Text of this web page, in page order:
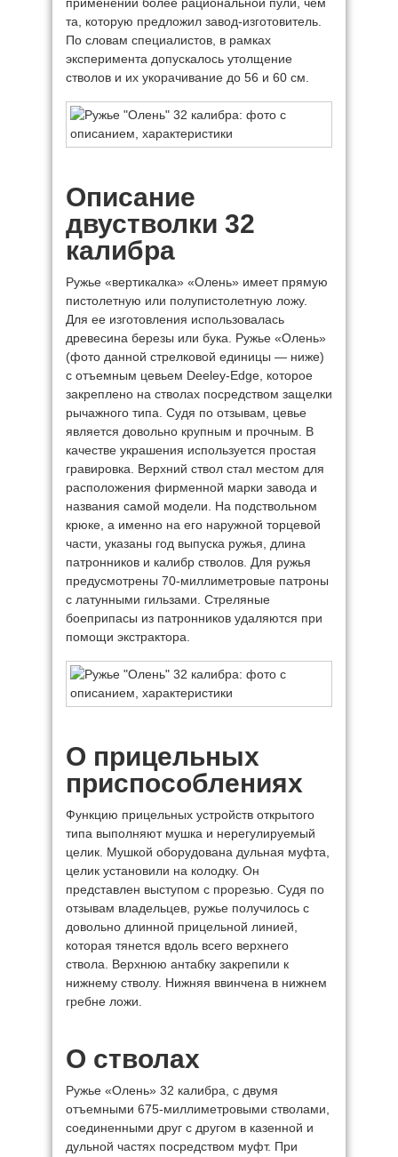
та, которую предложил завод-изготовитель.
По словам специалистов, в рамках
эксперимента допускалось утолщение
стволов и их укорачивание до 56 и 60 см.
Описание
двустволки 32
калибра
Ружье «вертикалка» «Олень» имеет прямую
пистолетную или полупистолетную ложу.
Для ее изготовления использовалась
древесина березы или бука. Ружье «Олень»
(фото данной стрелковой единицы — ниже)
с отъемным цевьем Deeley-Edge, которое
закреплено на стволах посредством защелки
рычажного типа. Судя по отзывам, цевье
является довольно крупным и прочным. В
качестве украшения используется простая
гравировка. Верхний ствол стал местом для
расположения фирменной марки завода и
названия самой модели. На подствольном
крюке, а именно на его наружной торцевой
части, указаны год выпуска ружья, длина
патронников и калибр стволов. Для ружья
предусмотрены 70-миллиметровые патроны
с латунными гильзами. Стреляные
боеприпасы из патронников удаляются при
помощи экстрактора.
О прицельных
приспособлениях
Функцию прицельных устройств открытого
типа выполняют мушка и нерегулируемый
целик. Мушкой оборудована дульная муфта,
целик установили на колодку. Он
представлен выступом с прорезью. Судя по
отзывам владельцев, ружье получилось с
довольно длинной прицельной линией,
которая тянется вдоль всего верхнего
ствола. Верхнюю антабку закрепили к
нижнему стволу. Нижняя ввинчена в нижнем
гребне ложи.
О стволах
Ружье «Олень» 32 калибра, с двумя
отъемными 675-миллиметровыми стволами,
соединенными друг с другом в казенной и
дульной частях посредством муфт. При